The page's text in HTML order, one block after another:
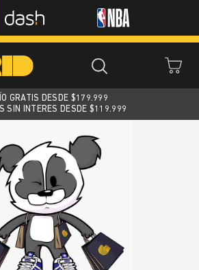
GRATIS DESDE $179.999
SIN INTERES DESDE $119.999